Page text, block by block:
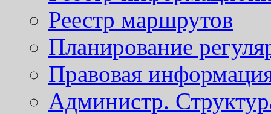
Реестр маршрутов
Планирование
Правовая
Администр.